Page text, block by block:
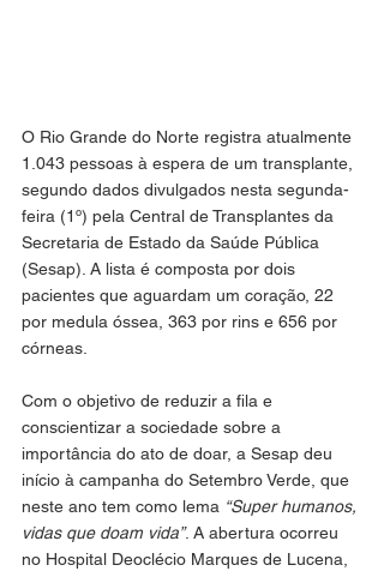
O Rio Grande do Norte registra atualmente
1.043 pessoas à espera de um transplante,
segundo dados divulgados nesta segunda-
feira (1º) pela Central de Transplantes da
Secretaria de Estado da Saúde Pública
(Sesap). A lista é composta por dois
pacientes que aguardam um coração, 22
por medula óssea, 363 por rins e 656 por
córneas.
Com o objetivo de reduzir a fila e
conscientizar a sociedade sobre a
importância do ato de doar, a Sesap deu
início à campanha do Setembro Verde, que
neste ano tem como lema “Super humanos,
vidas que doam vida”. A abertura ocorreu
no Hospital Deoclécio Marques de Lucena,